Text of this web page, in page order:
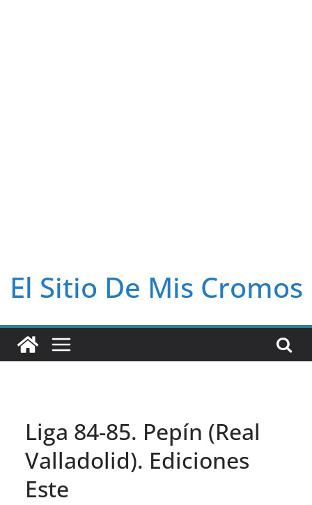
El Sitio De Mis Cromos
Liga 84-85. Pepín (Real
Valladolid). Ediciones
Este